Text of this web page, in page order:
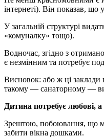
інтернеті). Він показав,
У загальній структурі
«комуналку» тощо).
Водночас, згідно з
є незмінним та потребує
Висновок: або ж ці заклади
такому — санаторному —
Дитина потребує любові, а
Зрештою, побоювання, що
забити вікна дошками.